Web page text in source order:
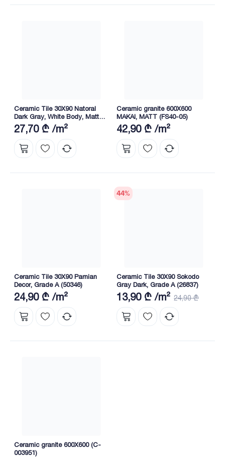
Ceramic Tile 30X90 Natoral
Dark Gray, White Body, Matt
(W5028)
27,70 ₾ /m²
Ceramic granite 600X600
MAKAI, MATT (FS40-05)
42,90 ₾ /m²
Ceramic Tile 30X90 Parnian
Decor, Grade A (50346)
24,90 ₾ /m²
44%
Ceramic Tile 30X90 Sokodo
Gray Dark, Grade A (26837)
13,90 ₾ /m² 24,90 ₾
Ceramic granite 600X600 (C-
003951)